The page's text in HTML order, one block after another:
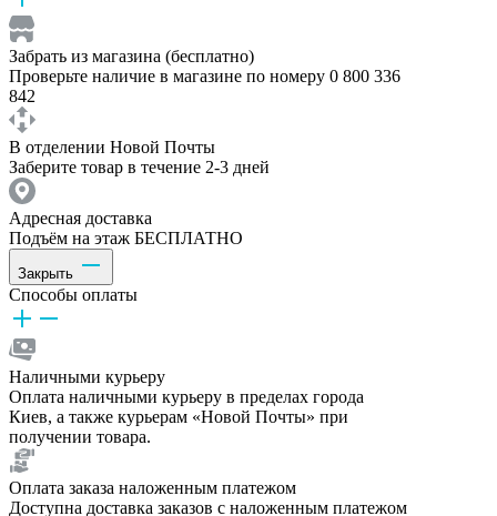
Забрать из магазина (бесплатно)
Проверьте наличие в магазине по номеру 0 800 336
842
В отделении Новой Почты
Заберите товар в течение 2-3 дней
Адресная доставка
Подъём на этаж БЕСПЛАТНО
Закрыть
Способы оплаты
Наличными курьеру
Оплата наличными курьеру в пределах города
Киев, а также курьерам «Новой Почты» при
получении товара.
Оплата заказа наложенным платежом
Доступна доставка заказов с наложенным платежом